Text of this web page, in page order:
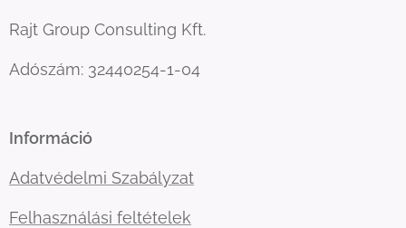
Rajt Group Consulting Kft.
Adószám: 32440254-1-04
Információ
Adatvédelmi Szabályzat
Felhasználási feltételek